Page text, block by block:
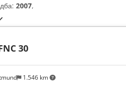
2007,
1.546 km
30